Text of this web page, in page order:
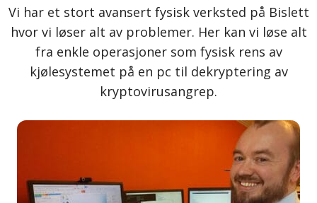
Vi har et stort avansert fysisk verksted på Bislett
hvor vi løser alt av problemer. Her kan vi løse alt
fra enkle operasjoner som fysisk rens av
kjølesystemet på en pc til dekryptering av
kryptovirusangrep​.